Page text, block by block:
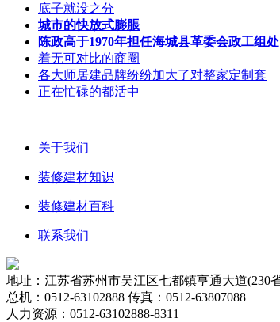
底子就没之分
城市的快放式膨脹
陈政高于1970年担任海城县革委会政工组处
着无可对比的商圈
各大师居建品牌纷纷加大了对整家定制套
正在忙碌的都活中
关于我们
装修建材知识
装修建材百科
联系我们
地址：江苏省苏州市吴江区七都镇亨通大道(230
总机：0512-63102888 传真：0512-63807088
人力资源：0512-63102888-8311